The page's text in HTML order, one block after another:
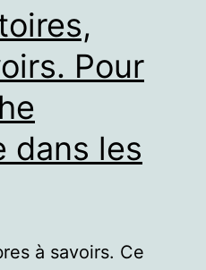
Pour
dans les
à savoirs. Ce